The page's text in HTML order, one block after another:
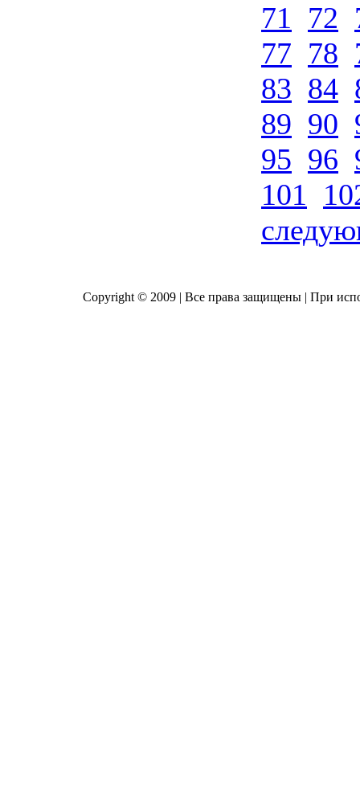
71 72
77 78
83 84
89 90
95 96
101
Copyright © 2009 | Все права защищены | При